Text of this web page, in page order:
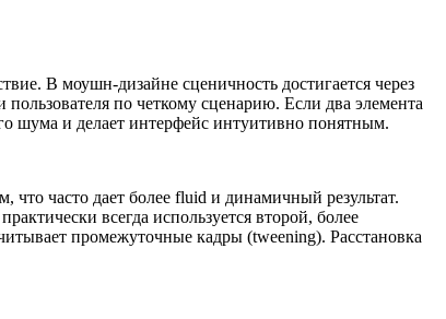
В моушн-дизайне сценичность достигается через
по четкому сценарию. Если два элемента
шума и делает интерфейс интуитивно понятным.
часто дает более fluid и динамичный результат.
всегда используется второй, более
промежуточные кадры (tweening). Расстановка